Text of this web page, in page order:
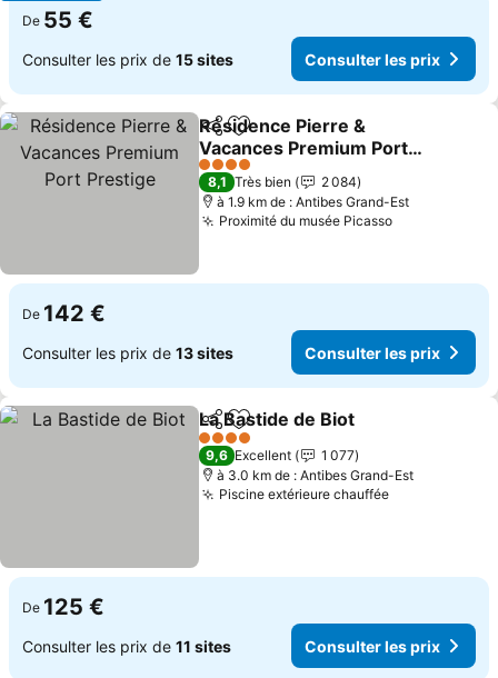
De 55 €
Consulter les prix de 15 sites Consulter les prix
PartagerAjouter à mes favoris
Résidence Pierre &
Vacances Premium Port
Prestige
Consulter les prix
4 Étoiles
8,1 Très bien
2 084
à 1.9 km de : Antibes Grand-Est
Proximité du musée PicassoConsulter
De 142 €
Consulter les prix de 13 sites Consulter les prix
PartagerAjouter à mes favoris
La Bastide de Biot
4 Étoiles
9,6 Excellent
1 077
à 3.0 km de : Antibes Grand-Est
Piscine extérieure chaufféeConsulter
De 125 €
Consulter les prix de 11 sites Consulter les prix